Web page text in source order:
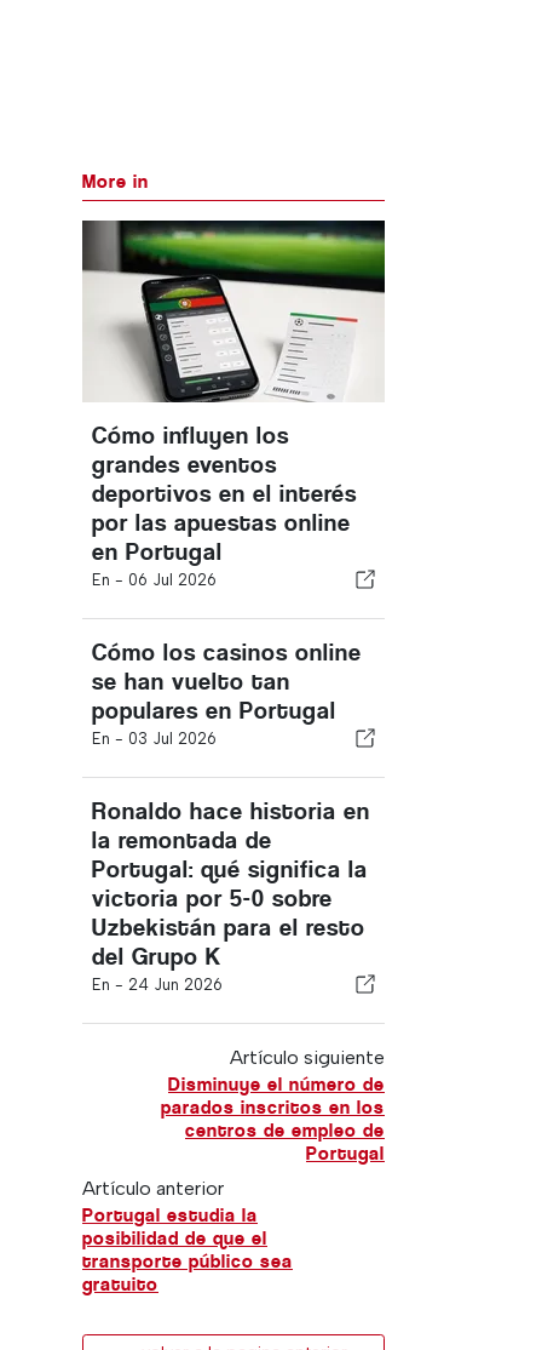
More in
Cómo influyen los
grandes eventos
deportivos en el interés
por las apuestas online
en Portugal
En - 06 Jul 2026
Cómo los casinos online
se han vuelto tan
populares en Portugal
En - 03 Jul 2026
Ronaldo hace historia en
la remontada de
Portugal: qué significa la
victoria por 5-0 sobre
Uzbekistán para el resto
del Grupo K
En - 24 Jun 2026
Artículo siguiente
Disminuye el número de
parados inscritos en los
centros de empleo de
Portugal
Artículo anterior
Portugal estudia la
posibilidad de que el
transporte público sea
gratuito